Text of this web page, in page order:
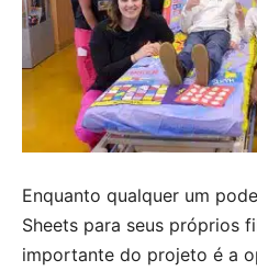
Enquanto qualquer um
Sheets para seus próprios
importante do projeto é a